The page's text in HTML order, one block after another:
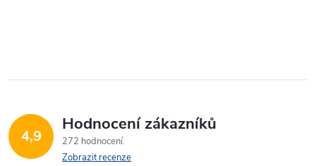
4,9
Hodnocení zákazníků
272 hodnocení
Zobrazit recenze